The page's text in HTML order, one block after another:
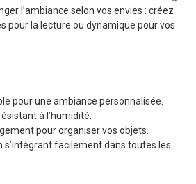
l’ambiance selon vos envies : créez
pour la lecture ou dynamique pour vos
pour une ambiance personnalisée.
à l’humidité.
pour organiser vos objets.
s’intégrant facilement dans toutes les